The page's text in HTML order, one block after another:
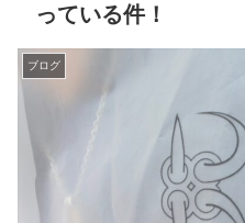
っている件！
ブログ